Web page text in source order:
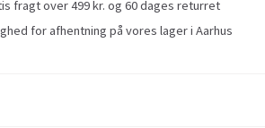
fragt over 499 kr. og 60 dages returret
for afhentning på vores lager i Aarhus